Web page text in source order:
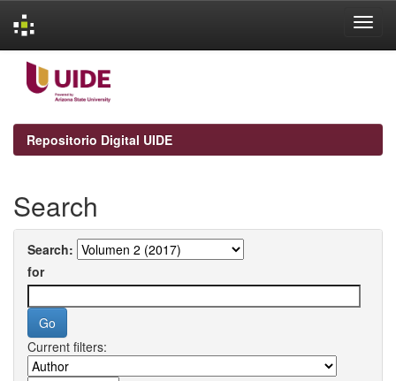
navigation
Repositorio Digital UIDE
Search
Search:
for
Current filters: